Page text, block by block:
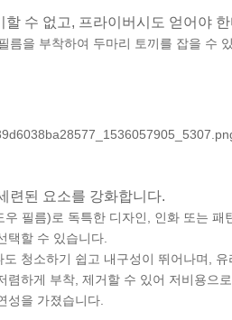
할 수 없고, 프라이버시도 얻어야
름을 부착하여 두마리 토끼를 잡을 수
련된 요소를 강화합니다.
우 필름)로 독특한 디자인, 인화 또는 패
택할 수 있습니다.
청소하기 쉽고 내구성이 뛰어나며, 유
렴하게 부착, 제거할 수 있어 저비용으
성을 가졌습니다.